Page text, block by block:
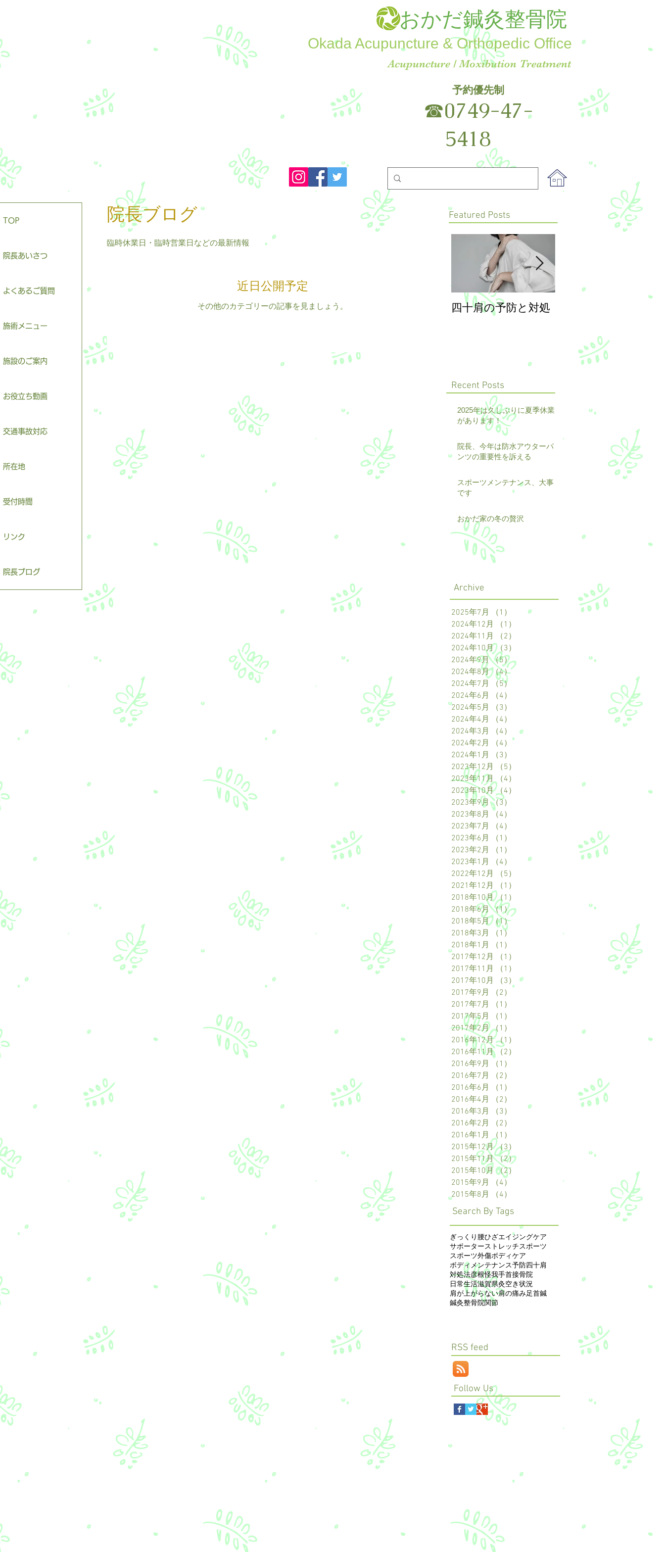
おかだ鍼灸整骨院
Okada Acupuncture & Orthopedic Office
Acupuncture / Moxibution Treatment
予約優先制
☎0749-47-
5418
TOP
院長あいさつ
よくあるご質問
施術メニュー
施設のご案内
お役立ち動画
交通事故対応
所在地
受付時間
リンク
院長ブログ
院長ブログ
臨時休業日・臨時営業日などの最新情報
近日公開予定
その他のカテゴリーの記事を見ましょう。
Featured Posts
四十肩の予防と対処
Recent Posts
2025年は久しぶりに夏季休業
があります！
院長、今年は防水アウターパ
ンツの重要性を訴える
スポーツメンテナンス、大事
です
おかだ家の冬の贅沢
Archive
2025年7月 （1）
1件の記事
2024年12月
（1）
2024年11月
（2）
2024年10月 （3）
2024年9月 （5）5件の記事
2024年8月 （4）4件の記事
2024年7月
（5）
2024年6月
（4）
2024年5月
（3）
2024年4月
（4）
2024年3月
（4）
4件の記事
2024年2月
（4）
4件の記事
2024年1月
（3）
2023年12月
（5）
2023年11月 （4）
2023年10月 （4）
2023年9月 （3）
2023年8月
（4）
2023年7月
（4）
2023年6月
（1）
2023年2月
（1）
2023年1月
（4）
4件の記事
2022年12月
（5）
2021年12月
（1）
2018年10月 （1）
2018年6月 （1）1件の記事
2018年5月 （1）
2018年3月
（1）
2018年1月
（1）
2017年12月
（1）
2017年11月
（1）
2017年10月
（3）
3件の記事
2017年9月
（2）
2017年7月
（1）
2017年5月
（1）
2017年2月 （1）
2016年12月 （1）
2016年11月
（2）
2016年9月
（1）
2016年7月
（2）
2016年6月
（1）
2016年4月
（2）
2016年3月
（3）
3件の記事
2016年2月
（2）
2016年1月 （1）
2015年12月 （3）
2015年11月 （2）2件の記事
2015年10月 （2）
2015年9月
（4）
2015年8月
（4）
Search By Tags
ぎっくり腰ひざエイジングケア
サポーターストレッチスポーツ
スポーツ外傷ボディケア
ボディメンテナンス予防四十肩
対処法彦根怪我手首接骨院
日常生活滋賀県灸空き状況
肩が上がらない肩の痛み足首鍼
鍼灸整骨院関節
RSS feed
Follow Us